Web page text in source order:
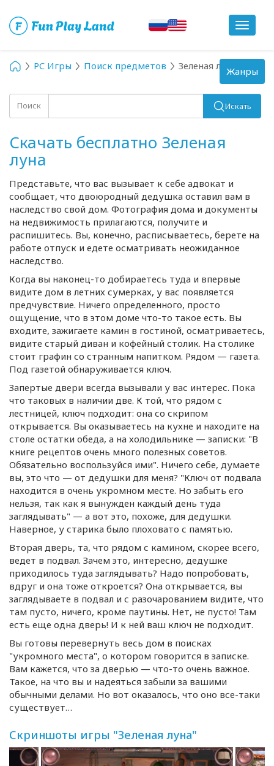
Toggle
PC Игры Поиск предметов Зеленая луна
Поиск Искать
Скачать бесплатно Зеленая
луна
Представьте, что вас вызывает к себе адвокат и
сообщает, что двоюродный дедушка оставил вам в
наследство свой дом. Фотография дома и документы
на недвижимость прилагаются, получите и
распишитесь. Вы, конечно, расписываетесь, берете на
работе отпуск и едете осматривать неожиданное
наследство.
Когда вы наконец-то добираетесь туда и впервые
видите дом в летних сумерках, у вас появляется
предчувствие. Ничего определенного, просто
ощущение, что в этом доме что-то такое есть. Вы
входите, зажигаете камин в гостиной, осматриваетесь,
видите старый диван и кофейный столик. На столике
стоит графин со странным напитком. Рядом — газета.
Под газетой обнаруживается ключ.
Запертые двери всегда вызывали у вас интерес. Пока
что таковых в наличии две. К той, что рядом с
лестницей, ключ подходит: она со скрипом
открывается. Вы оказываетесь на кухне и находите на
столе остатки обеда, а на холодильнике — записки: "В
книге рецептов очень много полезных советов.
Обязательно воспользуйся ими". Ничего себе, думаете
вы, это что — от дедушки для меня? "Ключ от подвала
находится в очень укромном месте. Но забыть его
нельзя, так как я вынужден каждый день туда
заглядывать" — а вот это, похоже, для дедушки.
Наверное, у старика было плоховато с памятью.
Вторая дверь, та, что рядом с камином, скорее всего,
ведет в подвал. Зачем это, интересно, дедушке
приходилось туда заглядывать? Надо попробовать,
вдруг и она тоже откроется? Она открывается, вы
заглядываете в подвал и с разочарованием видите, что
там пусто, ничего, кроме паутины. Нет, не пусто! Там
есть еще одна дверь! И к ней ваш ключ не подходит.
Вы готовы перевернуть весь дом в поисках
"укромного места", о котором говорится в записке.
Вам кажется, что за дверью — что-то очень важное.
Такое, на что вы и надеяться забыли за вашими
обычными делами. Но вот оказалось, что оно все-таки
существует…
Скриншоты игры "Зеленая луна"
Toggle
navigation
Жанры